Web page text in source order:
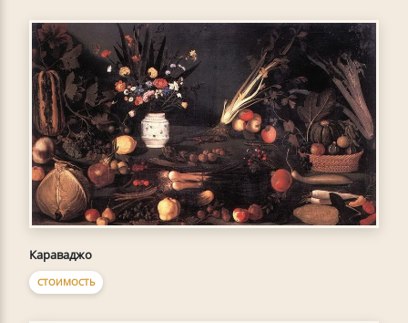
Караваджо
СТОИМОСТЬ